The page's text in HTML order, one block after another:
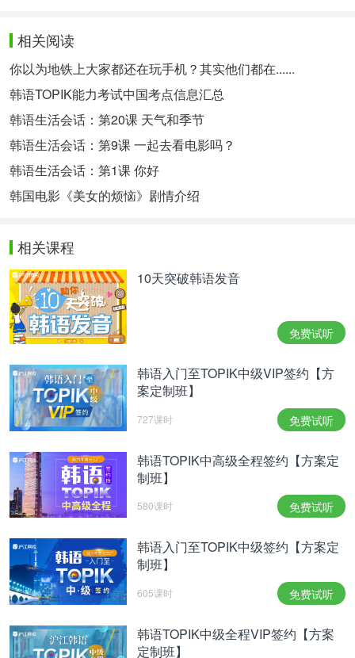
用的个性化学习方案，专属督导全程伴学。扫一扫定
制专属课程
总之，想要达到韩语三级的水平，应该具备基本的
听、说、读、写的能力，掌握基础语法和基本词汇，
了解国情和文化背景，并且需要努力学习。只有做好
充分准备，才能取得好的成绩。
相关热点：继承者们
相关阅读
你以为地铁上大家都还在玩手机？其实他们都在......
韩语TOPIK能力考试中国考点信息汇总
韩语生活会话：第20课 天气和季节
韩语生活会话：第9课 一起去看电影吗？
韩语生活会话：第1课 你好
韩国电影《美女的烦恼》剧情介绍
相关课程
10天突破韩语发音
免费试听
韩语入门至TOPIK中级VIP签约【方
案定制班】
727课时 免费试听
韩语TOPIK中高级全程签约【方案定
制班】
580课时 免费试听
韩语入门至TOPIK中级签约【方案定
制班】
605课时 免费试听
韩语TOPIK中级全程VIP签约【方案
定制班】